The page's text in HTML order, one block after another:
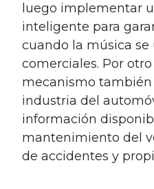
luego implementar
inteligente para
cuando la música
comerciales. Por
mecanismo
industria del
información
mantenimiento del
de accidentes y